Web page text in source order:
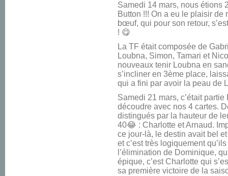
Samedi 14 mars, nous étions
Button !!! On a eu le plaisir
bœuf, qui pour son retour,
! 😋
La TF était composée de
Loubna, Simon, Tamari et
nouveaux tenir Loubna en
s’incliner en 3ème place,
qui a fini par avoir la peau de
Samedi 21 mars, c’était
découdre avec nos 4 cartes.
distingués par la hauteur de
40😂 : Charlotte et Arnaud.
ce jour-là, le destin avait bel
et c’est très logiquement
l’élimination de Dominique,
épique, c’est Charlotte qui
sa première victoire de la